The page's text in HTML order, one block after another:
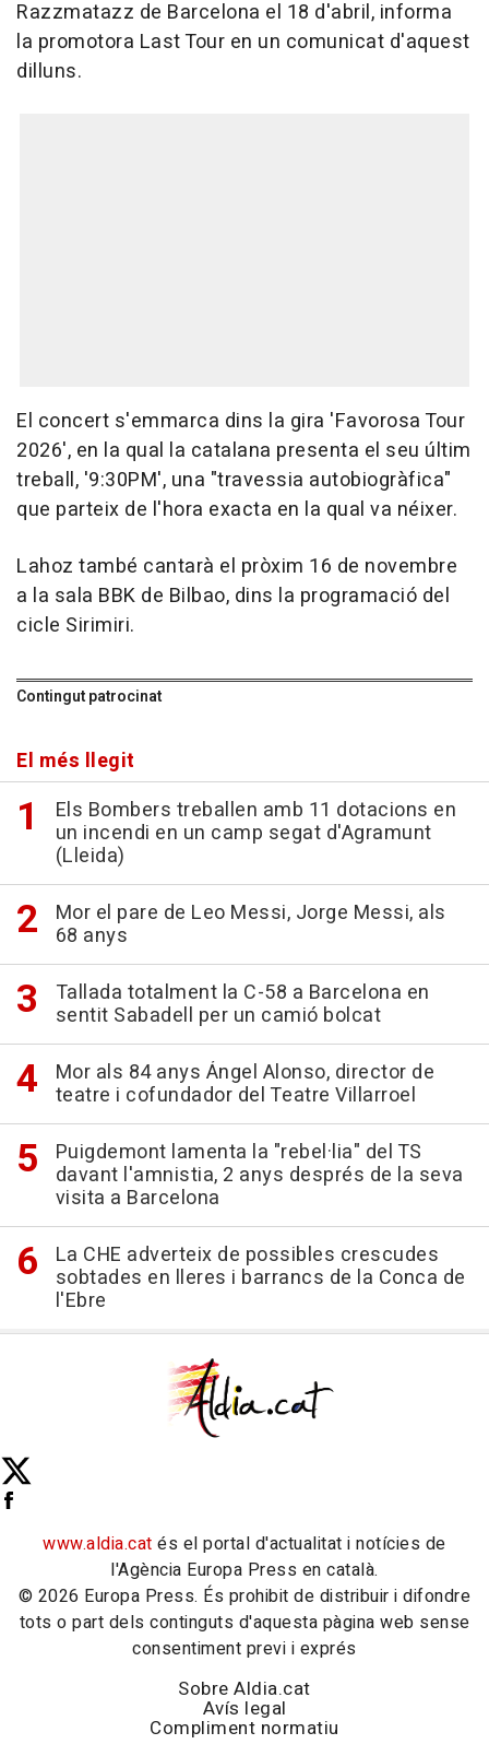
Razzmatazz de Barcelona el 18 d'abril, informa
la promotora Last Tour en un comunicat d'aquest
dilluns.
El concert s'emmarca dins la gira 'Favorosa Tour
2026', en la qual la catalana presenta el seu últim
treball, '9:30PM', una "travessia autobiogràfica"
que parteix de l'hora exacta en la qual va néixer.
Lahoz també cantarà el pròxim 16 de novembre
a la sala BBK de Bilbao, dins la programació del
cicle Sirimiri.
Contingut patrocinat
El més llegit
Els Bombers treballen amb 11 dotacions en
un incendi en un camp segat d'Agramunt
(Lleida)
Mor el pare de Leo Messi, Jorge Messi, als
68 anys
Tallada totalment la C-58 a Barcelona en
sentit Sabadell per un camió bolcat
Mor als 84 anys Ángel Alonso, director de
teatre i cofundador del Teatre Villarroel
Puigdemont lamenta la "rebel·lia" del TS
davant l'amnistia, 2 anys després de la seva
visita a Barcelona
La CHE adverteix de possibles crescudes
sobtades en lleres i barrancs de la Conca de
l'Ebre
www.aldia.cat és el portal d'actualitat i notícies de
l'Agència Europa Press en català.
© 2026 Europa Press. És prohibit de distribuir i difondre
tots o part dels continguts d'aquesta pàgina web sense
consentiment previ i exprés
Sobre Aldia.cat
Avís legal
Compliment normatiu